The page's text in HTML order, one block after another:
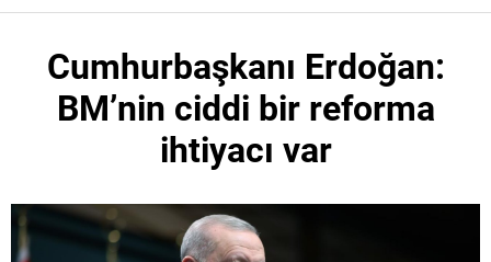
Cumhurbaşkanı Erdoğan:
BM’nin ciddi bir reforma
ihtiyacı var